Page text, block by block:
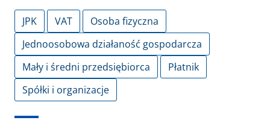
JPK VAT
Osoba fizyczna
Jednoosobowa działaność gospodarcza
Mały i średni przedsiębiorca
Płatnik
Spółki i organizacje